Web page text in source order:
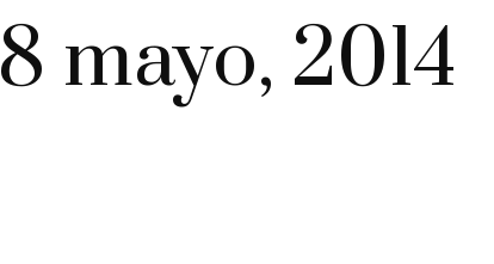
8 mayo, 2014